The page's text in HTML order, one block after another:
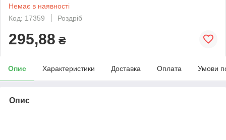
Немає в наявності
Код: 17359
Роздріб
295,88 ₴
Опис Характеристики Доставка Оплата Умови
Опис